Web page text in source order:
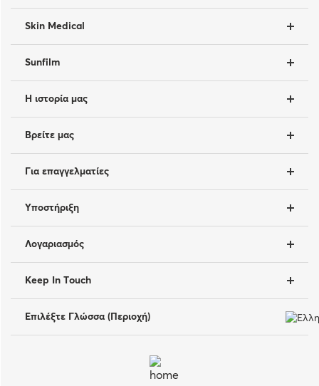
Skin Medical
Sunfilm
Η ιστορία μας
Βρείτε μας
Για επαγγελματίες
Υποστήριξη
Λογαριασμός
Keep In Touch
Επιλέξτε Γλώσσα (Περιοχή)